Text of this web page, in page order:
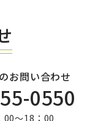
お問い合わせ
0550
00～18：00